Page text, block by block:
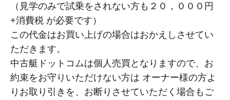
（見学のみで試乗をされない方も２０，０００円
+消費税 が必要です）
この代金はお買い上げの場合はおかえしさせてい
ただきます。
中古艇ドットコムは個人売買となりますので、お
約束をお守りいただけない方は オーナー様の方よ
りお取り引きを、お断りさせていただく場合もご